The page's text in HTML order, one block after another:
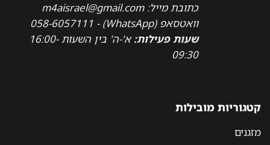
כתובת מייל: m4aisrael@gmail.com
וואטסאפ (WhatsApp) - 058-6057111
שעות פעילות:
א'-ה' בין השעות 16:00-
09:30
קטגוריות מובילות
מזגנים